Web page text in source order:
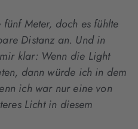
Meter, doch es fühlte
Distanz an. Und in
klar: Wenn die Light
dann würde ich in dem
ich war nur eine von
Licht in diesem